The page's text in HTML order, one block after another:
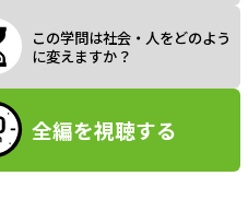
V
i
この学問は社会・人をどのよう
に変えますか？
全編を視聴する